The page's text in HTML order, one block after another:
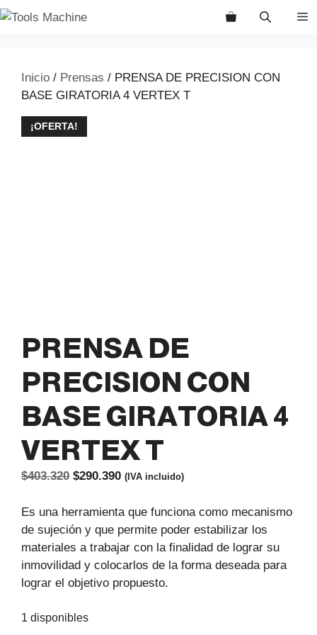
Saltar
Inicio / Prensas / PRENSA DE PRECISION CON
BASE GIRATORIA 4 VERTEX T
¡OFERTA!
PRENSA DE
PRECISION CON
BASE GIRATORIA 4
VERTEX T
$403.320 El
original
era:
$403.320.
$290.390El
actual
es:
$290.390.
(IVA incluido)
Es una herramienta que funciona como mecanismo
de sujeción y que permite poder estabilizar los
materiales a trabajar con la finalidad de lograr su
inmovilidad y colocarlos de la forma deseada para
lograr el objetivo propuesto.
1 disponibles